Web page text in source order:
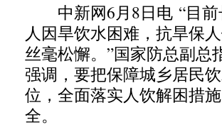
中新网6月8日电 “目前
人因旱饮水困难，抗旱保
丝毫松懈。”国家防总副总
强调，要把保障城乡居民
位，全面落实人饮解困措
全。